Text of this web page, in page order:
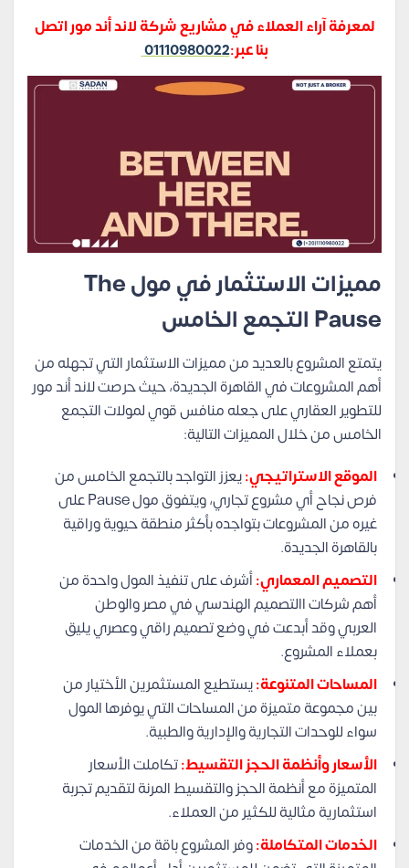
لمعرفة آراء العملاء في مشاريع شركة لاند أند مور اتصل
بنا عبر:01110980022
مميزات الاستثمار في مول The
Pause التجمع الخامس
يتمتع المشروع بالعديد من مميزات الاستثمار التي تجهله من
أهم المشروعات في القاهرة الجديدة، حيث حرصت لاند أند مور
للتطوير العقاري على جعله منافس قوي لمولات التجمع
الخامس من خلال المميزات التالية:
الموقع الاستراتيجي:يعزز التواجد بالتجمع الخامس من
فرص نجاح أي مشروع تجاري، ويتفوق مول Pause على
غيره من المشروعات بتواجده بأكثر منطقة حيوية وراقية
بالقاهرة الجديدة.
التصميم المعماري:أشرف على تنفيذ المول واحدة من
أهم شركات االتصميم الهندسي في مصر والوطن
العربي وقد أبدعت في وضع تصميم راقي وعصري يليق
بعملاء المشروع.
المساحات المتنوعة:يستطيع المستثمرين الأختيار من
بين مجموعة متميزة من المساحات التي يوفرها المول
سواء للوحدات التجارية والإدارية والطبية.
الأسعار وأنظمة الحجز التقسيط:تكاملت الأسعار
المتميزة مع أنظمة الحجز والتقسيط المرنة لتقديم تجربة
استثمارية مثالية للكثير من العملاء.
الخدمات المتكاملة:وفر المشروع باقة من الخدمات